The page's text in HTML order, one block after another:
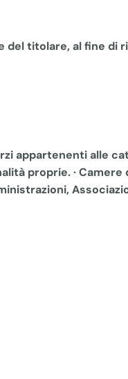
titolare, al fine di
appartenenti alle
proprie. · Camere